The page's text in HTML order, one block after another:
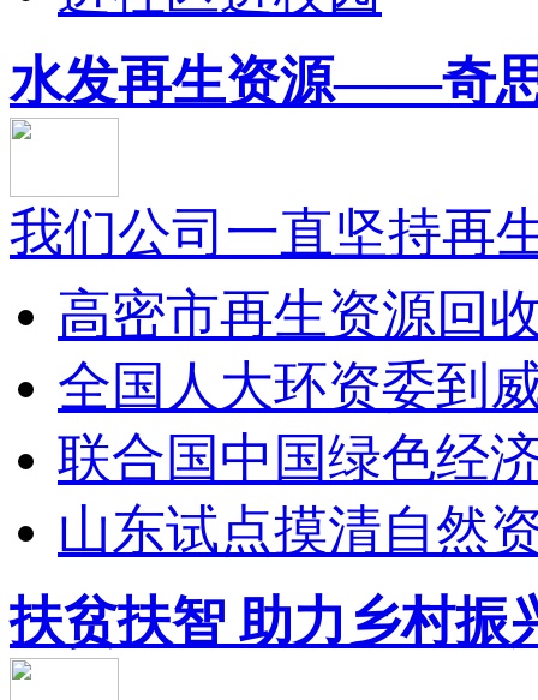
水发再生资源——奇
我们公司一直坚持再
高密市再生资源回
全国人大环资委到
联合国中国绿色经
山东试点摸清自然
扶贫扶智 助力乡村